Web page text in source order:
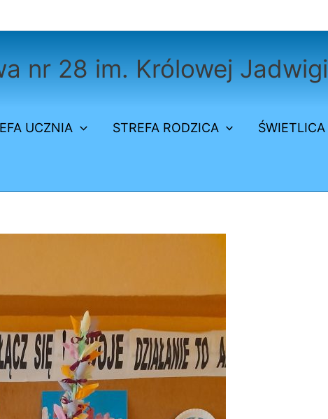
nr 28 im. Królowej Jadwigi
UCZNIA STREFA RODZICA ŚWIETLICA